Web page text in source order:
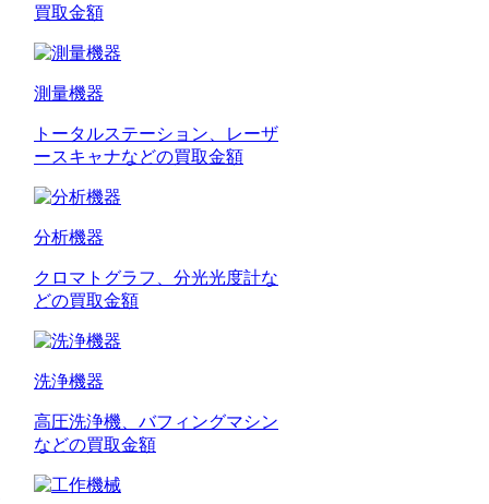
買取金額
測量機器
トータルステーション、レーザ
ースキャナなどの買取金額
分析機器
クロマトグラフ、分光光度計な
どの買取金額
洗浄機器
高圧洗浄機、バフィングマシン
などの買取金額